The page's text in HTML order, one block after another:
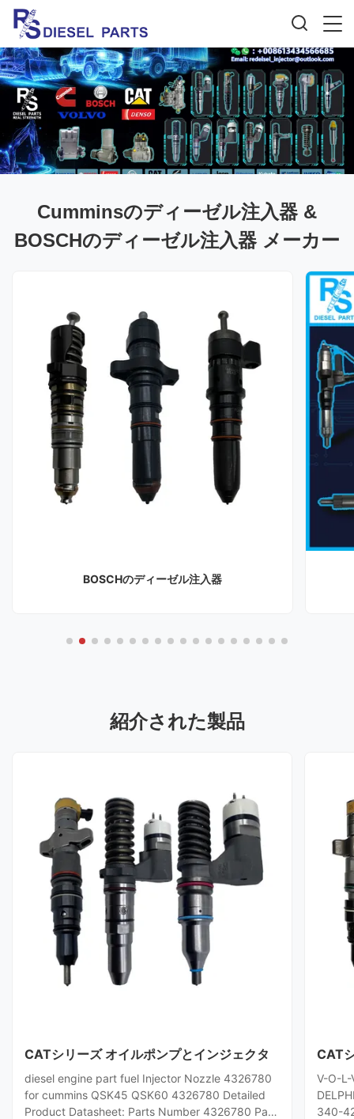
Cumminsのディーゼル注入器 &
BOSCHのディーゼル注入器 メーカー
BOSCHのディーゼル注入器
紹介された製品
CATシリーズ オイルポンプとインジェクタ
diesel engine part fuel Injector Nozzle 4326780
for cummins QSK45 QSK60 4326780 Detailed
Product Datasheet: Parts Number 4326780 Part
CAT
V-O-
340-